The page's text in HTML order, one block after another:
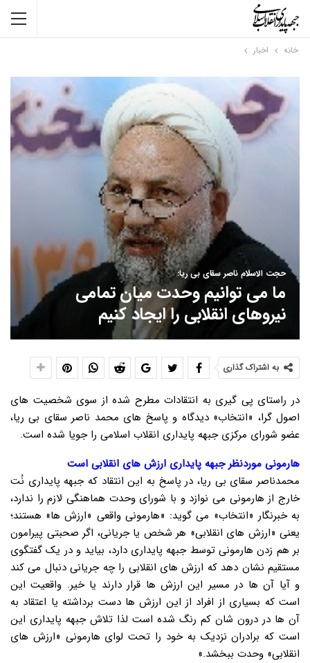
خانه اخبار
حجت الاسلام ناصر سقای بی ریا:
ما می توانیم وحدت میان تمامی
نیروهای انقلابی را ایجاد کنیم
به اشتراک گذاری
در راستای پی گیری به انتقادات مطرح شده از سوی شخصیت های
اصول گرا، «انتخاب» دیدگاه و پاسخ های محمد ناصر سقای بی ریا،
عضو شورای مرکزی جبهه پایداری انقلاب اسلامی را جویا شده است.
هارمونی موردنظر جبهه پایداری ارزش های انقلابی است
محمدناصر سقای بی ریا، در پاسخ به این انتقاد که جبهه پایداری نُت
خارج از هارمونی می نوازد و با شورای وحدت هماهنگی لازم را ندارد،
به خبرنگار «انتخاب» می گوید: «هارمونی واقعی «ارزش ها» هستند؛
یعنی «ارزش های انقلابی» هر شخص یا جریانی، اگر صحبتی پیرامون
بر هم زدن هارمونی توسط جبهه پایداری دارد، بیاید و در یک گفتگوی
مستقیم نشان دهد که ارزش های انقلابی را چه جریانی دنبال می کند
و آیا آن ها در مسیر این ارزش ها قرار دارند یا خیر. واقعیت این
است که بسیاری از افراد از این ارزش ها دست برداشته یا اعتقاد به
آن ها در درون شان کم رنگ شده است لذا تلاش جبهه پایداری این
است که برادران نزدیک به خود را تحت لوای هارمونی «ارزش های
انقلابی» وحدت ببخشد.»